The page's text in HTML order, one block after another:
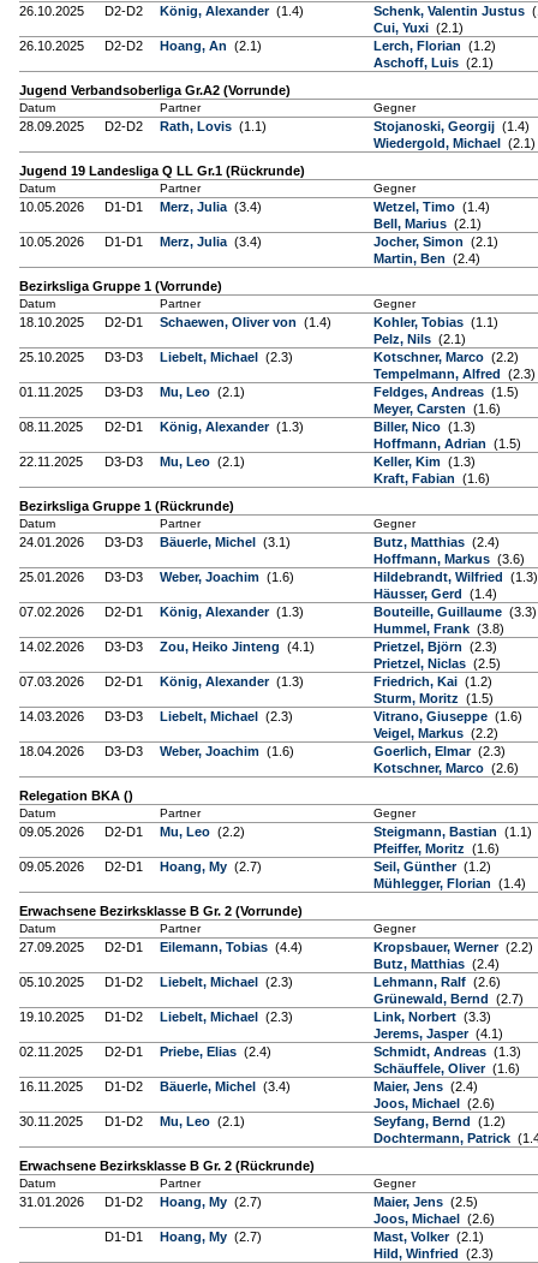
26.10.2025 D2-D2 König, Alexander (1.4) Schenk, Valentin Justus
Cui, Yuxi (2.1)
26.10.2025
D2-D2 Hoang, An (2.1) Lerch, Florian (1.2)
Aschoff, Luis (2.1)
Jugend Verbandsoberliga Gr.A2 (Vorrunde)
Datum Partner Gegner
28.09.2025 D2-D2 Rath, Lovis (1.1) Stojanoski, Georgij (1.4)
Wiedergold, Michael (2.1)
Jugend 19 Landesliga Q LL Gr.1 (Rückrunde)
Datum Partner Gegner
10.05.2026 D1-D1 Merz, Julia (3.4) Wetzel, Timo (1.4)
Bell, Marius (2.1)
10.05.2026
D1-D1 Merz, Julia (3.4) Jocher, Simon (2.1)
Martin, Ben (2.4)
Bezirksliga Gruppe 1 (Vorrunde)
Datum Partner Gegner
18.10.2025 D2-D1 Schaewen, Oliver von (1.4) Kohler, Tobias (1.1)
Pelz, Nils (2.1)
25.10.2025
D3-D3 Liebelt, Michael (2.3) Kotschner, Marco (2.2)
Tempelmann, Alfred (2.3)
01.11.2025
D3-D3 Mu, Leo (2.1) Feldges, Andreas (1.5)
Meyer, Carsten (1.6)
08.11.2025
D2-D1 König, Alexander (1.3) Biller, Nico (1.3)
Hoffmann, Adrian (1.5)
22.11.2025
D3-D3 Mu, Leo (2.1) Keller, Kim (1.3)
Kraft, Fabian (1.6)
Bezirksliga Gruppe 1 (Rückrunde)
Datum Partner Gegner
24.01.2026 D3-D3 Bäuerle, Michel (3.1) Butz, Matthias (2.4)
Hoffmann, Markus (3.6)
25.01.2026
D3-D3 Weber, Joachim (1.6) Hildebrandt, Wilfried (1.3)
Häusser, Gerd (1.4)
07.02.2026
D2-D1 König, Alexander (1.3) Bouteille, Guillaume (3.3)
Hummel, Frank (3.8)
14.02.2026
D3-D3 Zou, Heiko Jinteng (4.1) Prietzel, Björn (2.3)
Prietzel, Niclas (2.5)
07.03.2026
D2-D1 König, Alexander (1.3) Friedrich, Kai (1.2)
Sturm, Moritz (1.5)
14.03.2026
D3-D3 Liebelt, Michael (2.3) Vitrano, Giuseppe (1.6)
Veigel, Markus (2.2)
18.04.2026
D3-D3 Weber, Joachim (1.6) Goerlich, Elmar (2.3)
Kotschner, Marco (2.6)
Relegation BKA ()
Datum Partner Gegner
09.05.2026 D2-D1 Mu, Leo (2.2) Steigmann, Bastian (1.1)
Pfeiffer, Moritz (1.6)
09.05.2026
D2-D1 Hoang, My (2.7) Seil, Günther (1.2)
Mühlegger, Florian (1.4)
Erwachsene Bezirksklasse B Gr. 2 (Vorrunde)
Datum Partner Gegner
27.09.2025 D2-D1 Eilemann, Tobias (4.4) Kropsbauer, Werner (2.2)
Butz, Matthias (2.4)
05.10.2025
D1-D2 Liebelt, Michael (2.3) Lehmann, Ralf (2.6)
Grünewald, Bernd (2.7)
19.10.2025
D1-D2 Liebelt, Michael (2.3) Link, Norbert (3.3)
Jerems, Jasper (4.1)
02.11.2025
D2-D1 Priebe, Elias (2.4) Schmidt, Andreas (1.3)
Schäuffele, Oliver (1.6)
16.11.2025
D1-D2 Bäuerle, Michel (3.4) Maier, Jens (2.4)
Joos, Michael (2.6)
30.11.2025
D1-D2 Mu, Leo (2.1) Seyfang, Bernd (1.2)
Dochtermann, Patrick
Erwachsene Bezirksklasse B Gr. 2 (Rückrunde)
Datum Partner Gegner
31.01.2026 D1-D2 Hoang, My (2.7) Maier, Jens (2.5)
Joos, Michael (2.6)
D1-D1
Hoang, My (2.7) Mast, Volker (2.1)
Hild, Winfried (2.3)